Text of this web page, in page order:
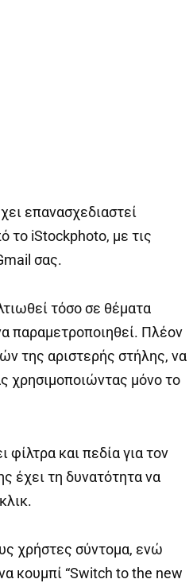
επανασχεδιαστεί
το iStockphoto, με τις
σας.
τόσο σε θέματα
παραμετροποιηθεί. Πλέον
της αριστερής στήλης, να
χρησιμοποιώντας μόνο το
και πεδία για τον
έχει τη δυνατότητα να
χρήστες σύντομα, ενώ
κουμπί “Switch to the new